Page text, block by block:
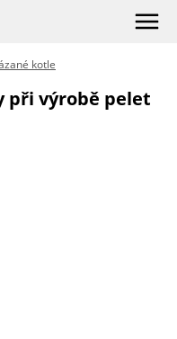
kotle
při výrobě pelet